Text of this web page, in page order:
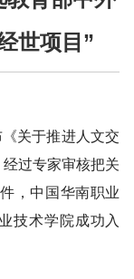
世项目”
关于推进人文交
过专家审核把关
，中国华南职业
技术学院成功入